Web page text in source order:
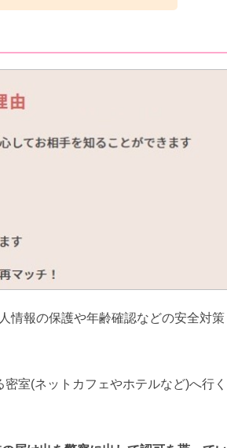
情報の保護や年齢確認などの安全対策
室(ネットカフェやホテルなど)へ行く